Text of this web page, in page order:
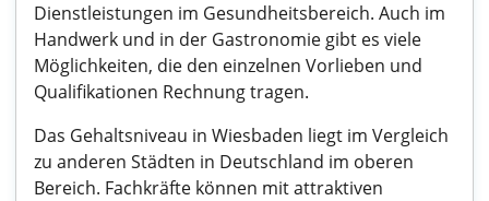
Dienstleistungen im Gesundheitsbereich. Auch im
Handwerk und in der Gastronomie gibt es viele
Möglichkeiten, die den einzelnen Vorlieben und
Qualifikationen Rechnung tragen.
Das Gehaltsniveau in Wiesbaden liegt im Vergleich
zu anderen Städten in Deutschland im oberen
Bereich. Fachkräfte können mit attraktiven